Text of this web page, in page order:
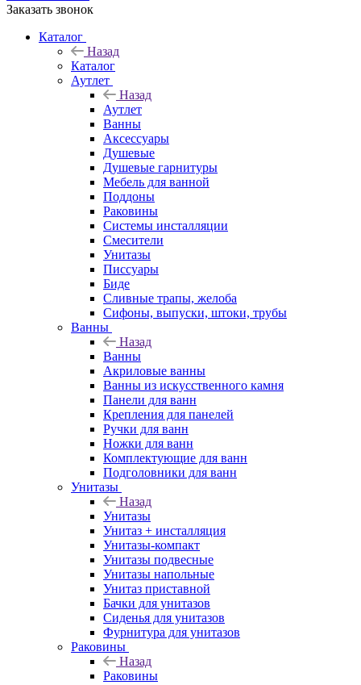
Заказать звонок
Каталог
Назад
Каталог
Аутлет
Назад
Аутлет
Ванны
Аксессуары
Душевые
Душевые гарнитуры
Мебель для ванной
Поддоны
Раковины
Системы инсталляции
Смесители
Унитазы
Писсуары
Биде
Сливные трапы, желоба
Сифоны, выпуски, штоки, трубы
Ванны
Назад
Ванны
Акриловые ванны
Ванны из искусственного камня
Панели для ванн
Крепления для панелей
Ручки для ванн
Ножки для ванн
Комплектующие для ванн
Подголовники для ванн
Унитазы
Назад
Унитазы
Унитаз + инсталляция
Унитазы-компакт
Унитазы подвесные
Унитазы напольные
Унитаз приставной
Бачки для унитазов
Сиденья для унитазов
Фурнитура для унитазов
Раковины
Назад
Раковины